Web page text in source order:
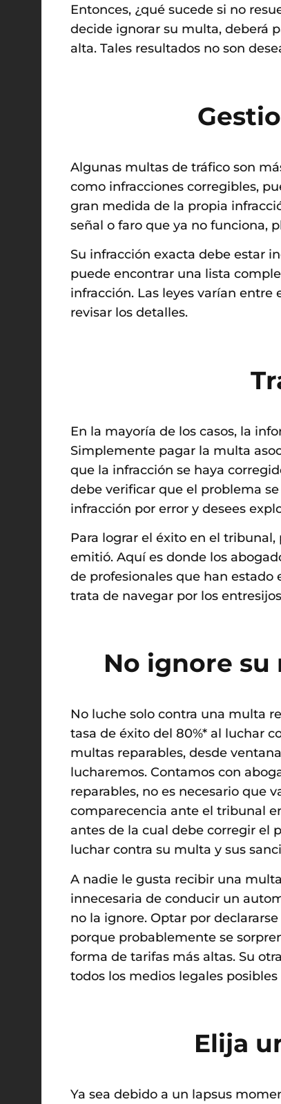
Entonces, ¿qué sucede si no
decide ignorar su multa, deberá
alta. Tales resultados no son
Algunas multas de tráfico son
como infracciones corregibles,
gran medida de la propia
señal o faro que ya no funciona,
Su infracción exacta debe estar
puede encontrar una lista
infracción. Las leyes varían
revisar los detalles.
En la mayoría de los casos, la
Simplemente pagar la multa
que la infracción se haya
debe verificar que el problema
infracción por error y desees
Para lograr el éxito en el
emitió. Aquí es donde los
de profesionales que han
trata de navegar por los
No ignore
No luche solo contra una multa
tasa de éxito del 80%* al luchar
multas reparables, desde
lucharemos. Contamos con
reparables, no es necesario que
comparecencia ante el tribunal
antes de la cual debe corregir el
luchar contra su multa y sus
A nadie le gusta recibir una
innecesaria de conducir un
no la ignore. Optar por
porque probablemente se
forma de tarifas más altas. Su
todos los medios legales
Elija
Ya sea debido a un lapsus